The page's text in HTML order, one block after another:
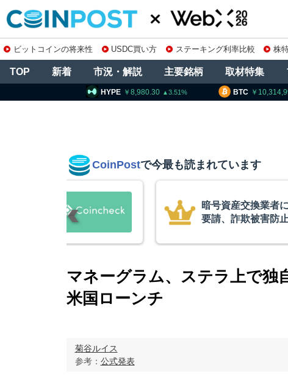
ビットコインの将来性 USDC買い方 ステーキング利率比較 株
TOP 新着 市況・解説 主要銘柄 取材特集
BTC 10,314,995 ETH
CoinPostで今最も読まれています
ビットコイン・イ
XRP、「弱気相場
マネーグラム、ステラ上で独
米国ローンチ
菊谷ルイス
参考： 公式発表